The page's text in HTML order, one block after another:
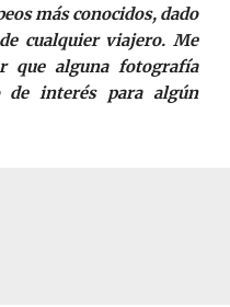
más conocidos, dado
cualquier viajero. Me
que alguna fotografía
de interés para algún